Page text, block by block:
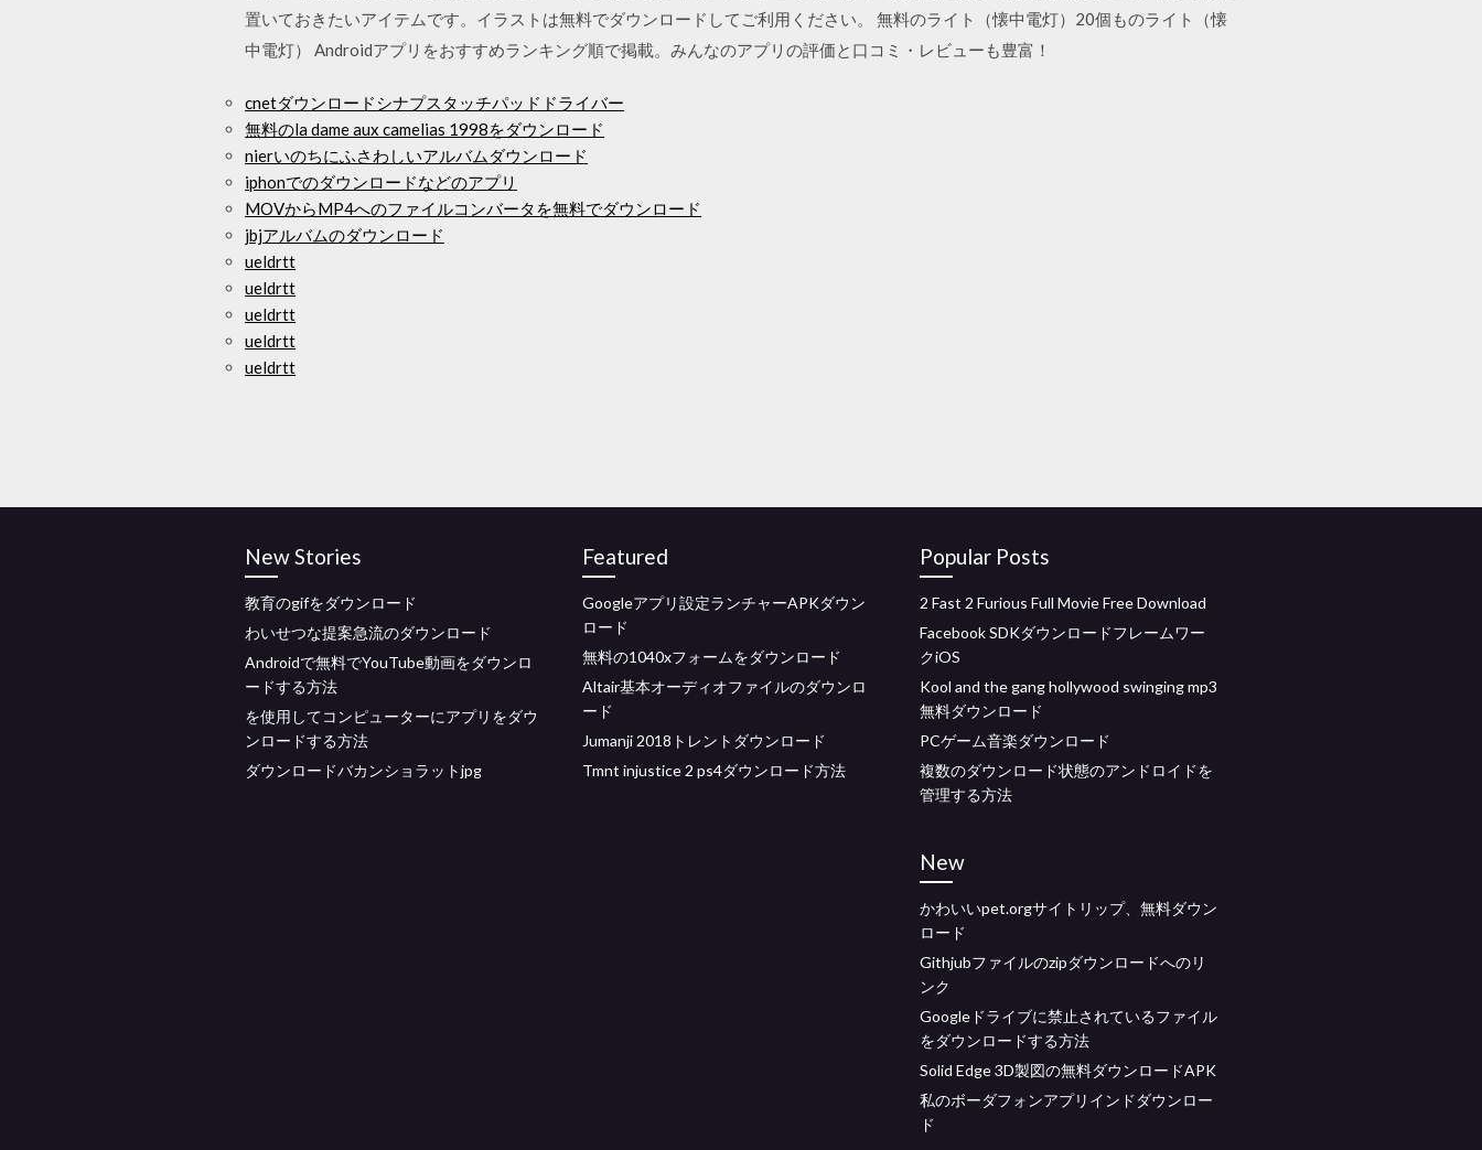
置いておきたいアイテムです。イラストは無料でダウンロードしてご利用ください。 無料のライト（懐中電灯）20個ものライト（懐
中電灯） Androidアプリをおすすめランキング順で掲載。みんなのアプリの評価と口コミ・レビューも豊富！
cnetダウンロードシナプスタッチパッドドライバー
無料のla dame aux camelias 1998をダウンロード
nierいのちにふさわしいアルバムダウンロード
iphonでのダウンロードなどのアプリ
MOVからMP4へのファイルコンバータを無料でダウンロード
jbjアルバムのダウンロード
ueldrtt
ueldrtt
ueldrtt
ueldrtt
ueldrtt
New Stories
教育のgifをダウンロード
わいせつな提案急流のダウンロード
Androidで無料でYouTube動画をダウンロ
ードする方法
を使用してコンピューターにアプリをダウ
ンロードする方法
ダウンロードバカンショラットjpg
Featured
Googleアプリ設定ランチャーAPKダウン
ロード
無料の1040xフォームをダウンロード
Altair基本オーディオファイルのダウンロ
ード
Jumanji 2018トレントダウンロード
Tmnt injustice 2 ps4ダウンロード方法
Popular Posts
2 Fast 2 Furious Full Movie Free Download
Facebook SDKダウンロードフレームワー
クiOS
Kool and the gang hollywood swinging mp3
無料ダウンロード
PCゲーム音楽ダウンロード
複数のダウンロード状態のアンドロイドを
管理する方法
New
かわいいpet.orgサイトリップ、無料ダウン
ロード
Githjubファイルのzipダウンロードへのリ
ンク
Googleドライブに禁止されているファイル
をダウンロードする方法
Solid Edge 3D製図の無料ダウンロードAPK
私のボーダフォンアプリインドダウンロー
ド